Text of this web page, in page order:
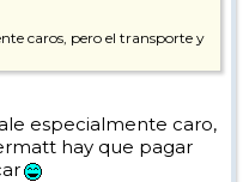
caros, pero el transporte y
especialmente caro,
hay que pagar